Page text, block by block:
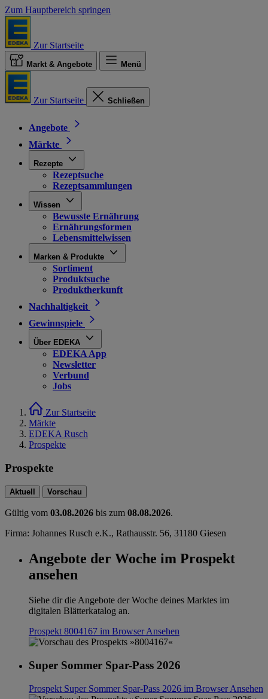
Zum Hauptbereich springen
Zur Startseite
Markt & Angebote Menü
Zur Startseite Schließen
Angebote
Märkte
Rezepte
Rezeptsuche
Rezeptsammlungen
Wissen
Bewusste Ernährung
Ernährungsformen
Lebensmittelwissen
Marken & Produkte
Sortiment
Produktsuche
Produktherkunft
Nachhaltigkeit
Gewinnspiele
Über EDEKA
EDEKA App
Newsletter
Verbund
Jobs
Zur Startseite
Märkte
EDEKA Rusch
Prospekte
Prospekte
Aktuell Vorschau
Gültig vom 03.08.2026 bis zum 08.08.2026.
Firma: Johannes Rusch e.K., Rathausstr. 56, 31180 Giesen
Angebote der Woche im Prospekt
ansehen
Siehe dir die Angebote der Woche deines Marktes im
digitalen Blätterkatalog an.
Prospekt 8004167 im BrowserAnsehen
Super Sommer Spar-Pass 2026
Prospekt Super Sommer Spar-Pass 2026 im BrowserAnsehen